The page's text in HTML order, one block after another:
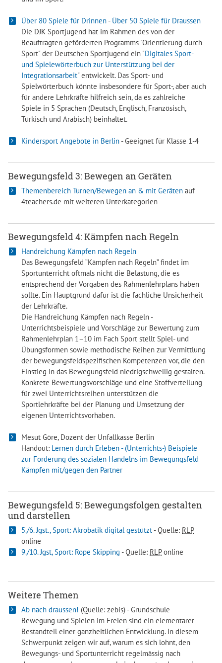
Über 80 Spiele für Drinnen - Über 50 Spiele für Draussen
Die DJK Sportjugend hat im Rahmen des von der
Beauftragten geförderten Programms "Orientierung durch
Sport" der Deutschen Sportjugend ein "Digitales Sport-
und Spielewörterbuch zur Unterstützung bei der
Integrationsarbeit" entwickelt. Das Sport- und
Spielwörterbuch könnte insbesondere für Sport-, aber auch
für andere Lehrkräfte hilfreich sein, da es zahlreiche
Spiele in 5 Sprachen (Deutsch, Englisch, Französisch,
Türkisch und Arabisch) beinhaltet.
Kindersport Angebote in Berlin - Geeignet für Klasse 1-4
Bewegungsfeld 3: Bewegen an Geräten
Themenbereich Turnen/Bewegen an & mit Geräten auf
4teachers.de mit weiteren Unterkategorien
Bewegungsfeld 4: Kämpfen nach Regeln
Handreichung Kämpfen nach Regeln
Das Bewegungsfeld “Kämpfen nach Regeln” findet im
Sportunterricht oftmals nicht die Belastung, die es
entsprechend der Vorgaben des Rahmenlehrplans haben
sollte. Ein Hauptgrund dafür ist die fachliche Unsicherheit
der Lehrkräfte.
Die Handreichung Kämpfen nach Regeln -
Unterrichtsbeispiele und Vorschläge zur Bewertung zum
Rahmenlehrplan 1–10 im Fach Sport stellt Spiel- und
Übungsformen sowie methodische Reihen zur Vermittlung
der bewegungsfeldspezifischen Kompetenzen vor, die den
Einstieg in das Bewegungsfeld niedrigschwellig gestalten.
Konkrete Bewertungsvorschläge und eine Stoffverteilung
für zwei Unterrichtsreihen unterstützen die
Sportlehrkräfte bei der Planung und Umsetzung der
eigenen Unterrichtsvorhaben.
Mesut Göre, Dozent der Unfallkasse Berlin
Handout: Lernen durch Erleben - (Unterrichts-) Beispiele
zur Förderung des sozialen Handelns im Bewegungsfeld
Kämpfen mit/gegen den Partner
Bewegungsfeld 5: Bewegungsfolgen gestalten
und darstellen
5./6. Jgst., Sport: Akrobatik digital gestützt - Quelle: RLP
online
9./10. Jgst, Sport: Rope Skipping - Quelle: RLPonline
Weitere Themen
Ab nach draussen! (Quelle: zebis) - Grundschule
Bewegung und Spielen im Freien sind ein elementarer
Bestandteil einer ganzheitlichen Entwicklung. In diesem
Schwerpunkt zeigen wir auf, warum es sich lohnt, den
Bewegungs- und Sportunterricht regelmässig nach